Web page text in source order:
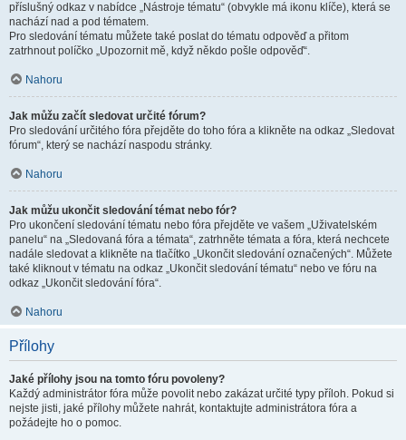
příslušný odkaz v nabídce „Nástroje tématu“ (obvykle má ikonu klíče), která se
nachází nad a pod tématem.
Pro sledování tématu můžete také poslat do tématu odpověď a přitom
zatrhnout políčko „Upozornit mě, když někdo pošle odpověď“.
Nahoru
Jak můžu začít sledovat určité fórum?
Pro sledování určitého fóra přejděte do toho fóra a klikněte na odkaz „Sledovat
fórum“, který se nachází naspodu stránky.
Nahoru
Jak můžu ukončit sledování témat nebo fór?
Pro ukončení sledování tématu nebo fóra přejděte ve vašem „Uživatelském
panelu“ na „Sledovaná fóra a témata“, zatrhněte témata a fóra, která nechcete
nadále sledovat a klikněte na tlačítko „Ukončit sledování označených“. Můžete
také kliknout v tématu na odkaz „Ukončit sledování tématu“ nebo ve fóru na
odkaz „Ukončit sledování fóra“.
Nahoru
Přílohy
Jaké přílohy jsou na tomto fóru povoleny?
Každý administrátor fóra může povolit nebo zakázat určité typy příloh. Pokud si
nejste jisti, jaké přílohy můžete nahrát, kontaktujte administrátora fóra a
požádejte ho o pomoc.